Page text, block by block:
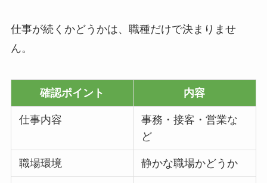
仕事が続くかどうかは、職種だけで決まりませ
ん。
確認ポイント 内容
仕事内容
事務・接客・営業な
ど
職場環境 静かな職場かどうか